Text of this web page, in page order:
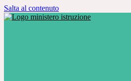
Salta al contenuto